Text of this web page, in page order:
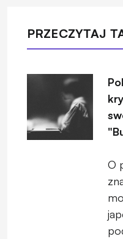
PRZECZYTAJ
O